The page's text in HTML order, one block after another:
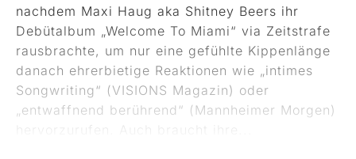
nachdem Maxi Haug aka Shitney Beers ihr
Debütalbum „Welcome To Miami“ via Zeitstrafe
rausbrachte, um nur eine gefühlte Kippenlänge
danach ehrerbietige Reaktionen wie „intimes
Songwriting“ (VISIONS Magazin) oder
„entwaffnend berührend“ (Mannheimer Morgen)